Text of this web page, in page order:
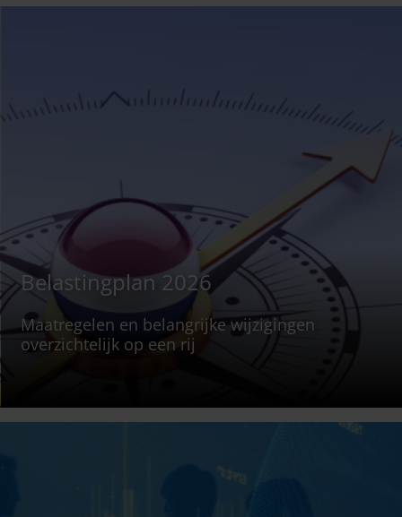
Belastingplan 2026
Maatregelen en belangrijke wijzigingen
overzichtelijk op een rij